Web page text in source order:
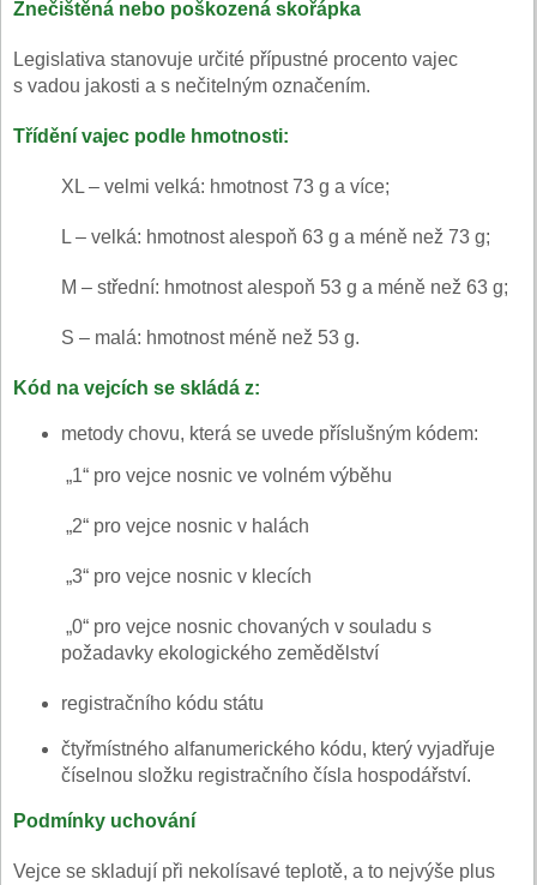
Znečištěná nebo poškozená skořápka
Legislativa stanovuje určité přípustné procento vajec
s vadou jakosti a s nečitelným označením.
Třídění vajec podle hmotnosti:
XL – velmi velká: hmotnost 73 g a více;
L – velká: hmotnost alespoň 63 g a méně než 73 g;
M – střední: hmotnost alespoň 53 g a méně než 63 g;
S – malá: hmotnost méně než 53 g.
Kód na vejcích se skládá z:
metody chovu, která se uvede příslušným kódem:
„1“ pro vejce nosnic ve volném výběhu
„2“ pro vejce nosnic v halách
„3“ pro vejce nosnic v klecích
„0“ pro vejce nosnic chovaných v souladu s
požadavky ekologického zemědělství
registračního kódu státu
čtyřmístného alfanumerického kódu, který vyjadřuje
číselnou složku registračního čísla hospodářství.
Podmínky uchování
Vejce se skladují při nekolísavé teplotě, a to nejvýše plus